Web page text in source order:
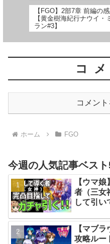
【FGO】2部7章 前編の
【黄金樹海紀行ナウイ・
ラン#3】
コ
コメン
ホーム FGO
今週の人気記事ベス
【ウマ
者（三女
して引い
【マブ
攻略ルー